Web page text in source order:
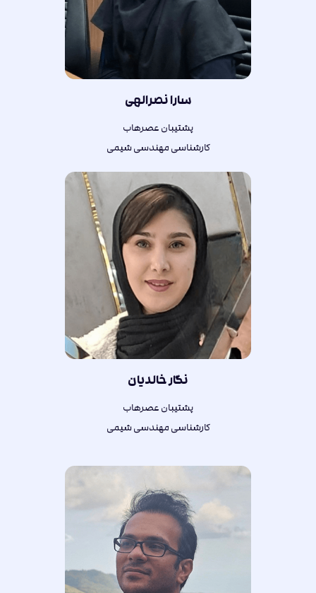
سارا نصرالهی
پشتیبان عصرهاب
کارشناسی مهندسی شیمی
نگار خالدیان
پشتیبان عصرهاب
کارشناسی مهندسی شیمی